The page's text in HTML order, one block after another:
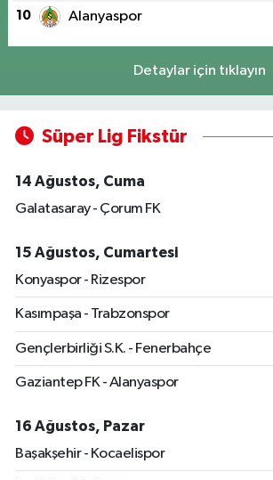
10 Alanyaspor
Detaylar için tıklayın
Süper Lig Fikstür
14 Ağustos, Cuma
Galatasaray - Çorum FK
15 Ağustos, Cumartesi
Konyaspor - Rizespor
Kasımpaşa - Trabzonspor
Gençlerbirliği S.K. - Fenerbahçe
Gaziantep FK - Alanyaspor
16 Ağustos, Pazar
Başakşehir - Kocaelispor